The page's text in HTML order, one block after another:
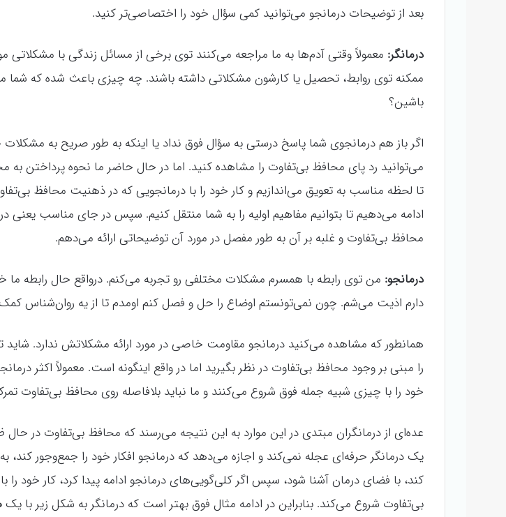
بعد از توضیحات درمانجو می‌توانید کمی سؤال خود را اختصاصی‌تر کنید.
درمانگر: معمولاً وقتی آدم‌ها به ما مراجعه می‌کنند توی برخی از مسائل زندگی با مشکلاتی
ممکنه توی روابط، تحصیل یا کارشون مشکلاتی داشته باشند. چه چیزی باعث شده که شما
باشین؟
اگر باز هم درمانجوی شما پاسخ درستی به سؤال فوق نداد یا اینکه به طور صریح به
می‌توانید رد پای محافظ بی‌تفاوت را مشاهده کنید. اما در حال حاضر ما نحوه پرداختن به
تا لحظه مناسب به تعویق می‌اندازیم و کار خود را با درمانجویی که در ذهنیت محافظ
ادامه می‌دهیم تا بتوانیم مفاهیم اولیه را به شما منتقل کنیم. سپس در جای مناسب یعنی
محافظ بی‌تفاوت و غلبه بر آن به طور مفصل در مورد آن توضیحاتی ارائه می‌دهم.
درمانجو: من توی رابطه با همسرم مشکلات مختلفی رو تجربه می‌کنم. درواقع حال رابطه
دارم اذیت می‌شم. چون نمی‌تونستم اوضاع را حل و فصل کنم اومدم تا از یه روان‌شناس
همانطور که مشاهده می‌کنید درمانجو مقاومت خاصی در مورد ارائه مشکلاتش ندارد.
را مبنی بر وجود محافظ بی‌تفاوت در نظر بگیرید اما در واقع اینگونه است. معمولاً اکثر
خود را با چیزی شبیه جمله فوق شروع می‌کنند و ما نباید بلافاصله روی محافظ بی‌تفاوت
عده‌ای از درمانگران مبتدی در این موارد به این نتیجه می‌رسند که محافظ بی‌تفاوت در
یک درمانگر حرفه‌ای عجله نمی‌کند و اجازه می‌دهد که درمانجو افکار خود را جمع‌وجور کند، به
کند، با فضای درمان آشنا شود، سپس اگر کلی‌گویی‌های درمانجو ادامه پیدا کرد، کار خود را
بی‌تفاوت شروع می‌کند. بنابراین در ادامه مثال فوق بهتر است که درمانگر به شکل زیر با یک